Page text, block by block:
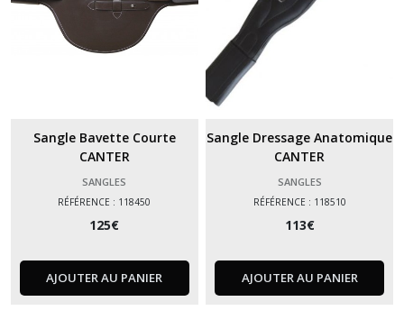
Sangle Bavette Courte
CANTER
SANGLES
RÉFÉRENCE : 118450
125€
AJOUTER AU PANIER
Sangle Dressage Anatomique
CANTER
SANGLES
RÉFÉRENCE : 118510
113€
AJOUTER AU PANIER